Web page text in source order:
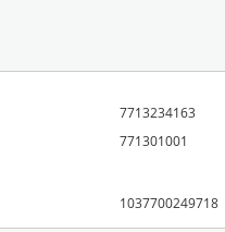
7713234163
771301001
1037700249718